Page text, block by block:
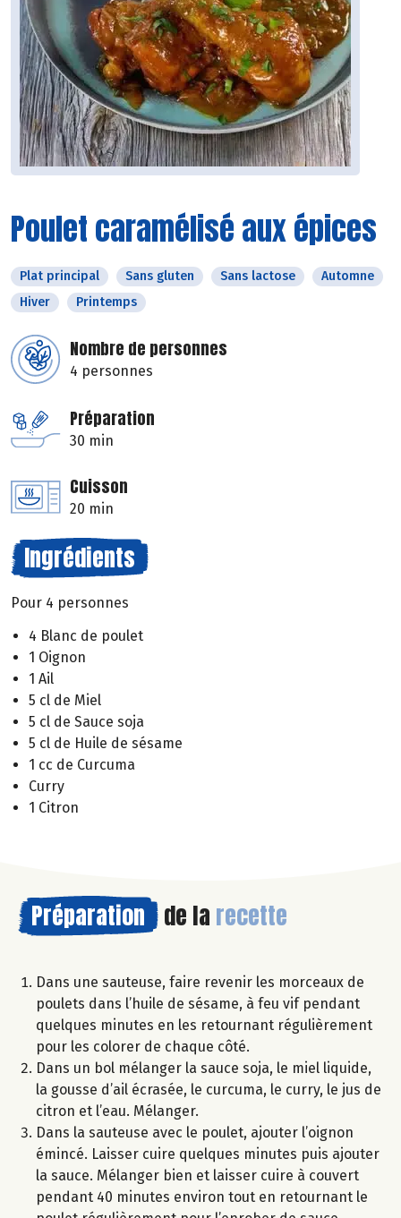
Poulet caramélisé aux épices
Plat principal Sans gluten Sans lactose
Automne
Hiver
Printemps
Nombre de personnes
4 personnes
Préparation
30 min
Cuisson
20 min
Ingrédients
Pour 4 personnes
4 Blanc de poulet
1 Oignon
1 Ail
5 cl de Miel
5 cl de Sauce soja
5 cl de Huile de sésame
1 cc de Curcuma
Curry
1 Citron
Préparation de la recette
Dans une sauteuse, faire revenir les morceaux de
poulets dans l’huile de sésame, à feu vif pendant
quelques minutes en les retournant régulièrement
pour les colorer de chaque côté.
Dans un bol mélanger la sauce soja, le miel liquide,
la gousse d’ail écrasée, le curcuma, le curry, le jus de
citron et l’eau. Mélanger.
Dans la sauteuse avec le poulet, ajouter l’oignon
émincé. Laisser cuire quelques minutes puis ajouter
la sauce. Mélanger bien et laisser cuire à couvert
pendant 40 minutes environ tout en retournant le